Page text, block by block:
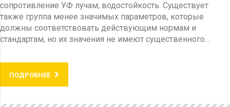
сопротивление УФ лучам; водостойкость. Существует
также группа менее значимых параметров, которые
должны соответствовать действующим нормам и
стандартам, но их значения не имеют существенного…
ПОДРОБНЕЕ